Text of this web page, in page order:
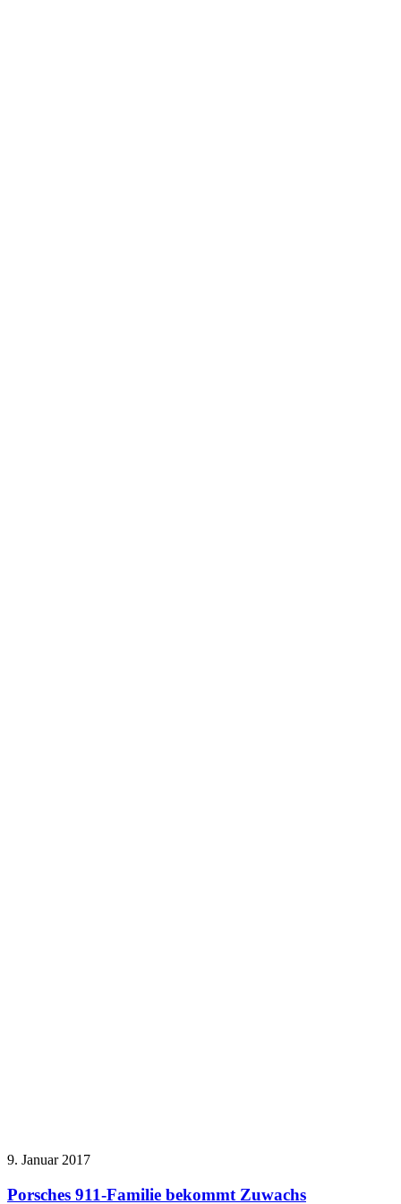
9. Januar 2017
Porsches 911-Familie bekommt Zuwachs